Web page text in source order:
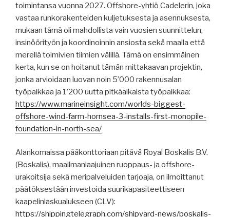
toimintansa vuonna 2027. Offshore-yhtiö Cadelerin, joka
vastaa runkorakenteiden kuljetuksesta ja asennuksesta,
mukaan tämä oli mahdollista vain vuosien suunnittelun,
insinöörityön ja koordinoinnin ansiosta sekä maalla että
merellä toimivien tiimien välillä. Tämä on ensimmäinen
kerta, kun se on hoitanut tämän mittakaavan projektin,
jonka arvioidaan luovan noin 5’000 rakennusalan
työpaikkaa ja 1’200 uutta pitkäaikaista työpaikkaa:
https://www.marineinsight.com/worlds-biggest-
offshore-wind-farm-hornsea-3-installs-first-monopile-
foundation-in-north-sea/
Alankomaissa pääkonttoriaan pitävä Royal Boskalis B.V.
(Boskalis), maailmanlaajuinen ruoppaus- ja offshore-
urakoitsija sekä meripalveluiden tarjoaja, on ilmoittanut
päätöksestään investoida suurikapasiteettiseen
kaapelinlaskualukseen (CLV):
https://shippingtelegraph.com/shipyard-news/boskalis-